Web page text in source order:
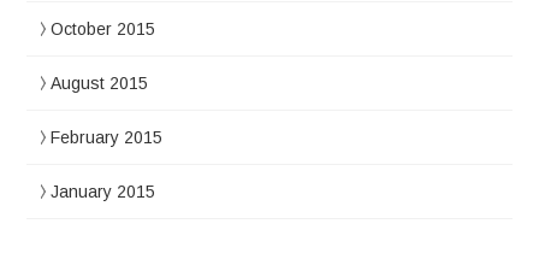
October 2015
August 2015
February 2015
January 2015